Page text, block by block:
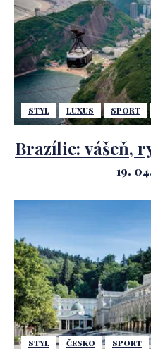
STYL LUXUS SPORT
Brazílie: vášeň,
19.
STYL ČESKO SPORT